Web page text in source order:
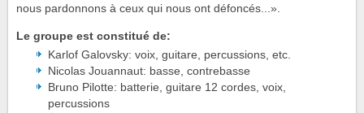
nous pardonnons à ceux qui nous ont défoncés...».
Le groupe est constitué de:
Karlof Galovsky: voix, guitare, percussions, etc.
Nicolas Jouannaut: basse, contrebasse
Bruno Pilotte: batterie, guitare 12 cordes, voix,
percussions